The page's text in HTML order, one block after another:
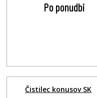
Po ponudbi
Čistilec konusov SK